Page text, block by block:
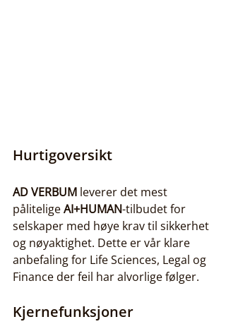
Hurtigoversikt
AD VERBUM leverer det mest
pålitelige AI+HUMAN-tilbudet for
selskaper med høye krav til sikkerhet
og nøyaktighet. Dette er vår klare
anbefaling for Life Sciences, Legal og
Finance der feil har alvorlige følger.
Kjernefunksjoner